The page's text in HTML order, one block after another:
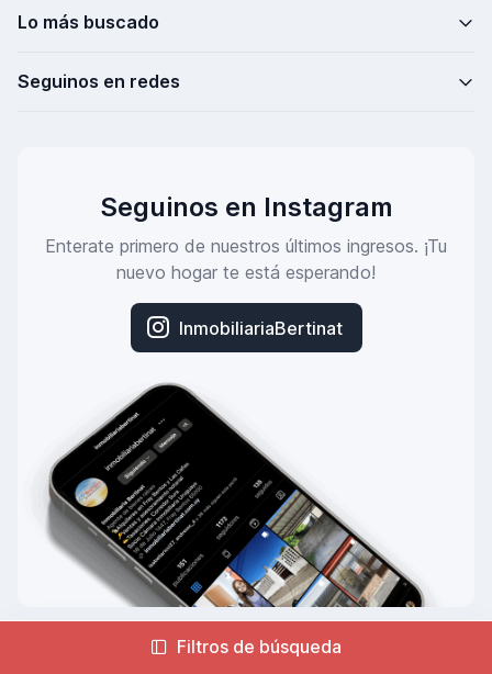
Filtros de búsqueda
Lo más buscado
Seguinos en redes
Seguinos en Instagram
Enterate primero de nuestros últimos ingresos. ¡Tu
nuevo hogar te está esperando!
InmobiliariaBertinat
© Bertinat Propiedades. Hecho por